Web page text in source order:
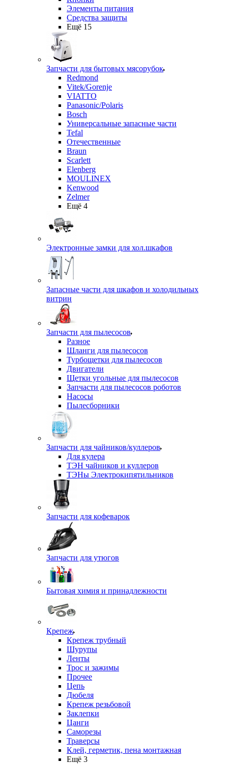
Элементы питания
Средства защиты
Ещё 15
Запчасти для бытовых мясорубок
Redmond
Vitek/Gorenje
VIATTO
Panasonic/Polaris
Bosch
Универсальные запасные части
Tefal
Отечественные
Braun
Scarlett
Elenberg
MOULINEX
Kenwood
Zelmer
Ещё 4
Электронные замки для хол.шкафов
Запасные части для шкафов и холодильных
витрин
Запчасти для пылесосов
Разное
Шланги для пылесосов
Турбощетки для пылесосов
Двигатели
Щетки угольные для пылесосов
Запчасти для пылесосов роботов
Насосы
Пылесборники
Запчасти для чайников/куллеров
Для кулера
ТЭН чайников и куллеров
ТЭНы Электрокипятильников
Запчасти для кофеварок
Запчасти для утюгов
Бытовая химия и принадлежности
Крепеж
Крепеж трубный
Шурупы
Ленты
Трос и зажимы
Прочее
Цепь
Дюбеля
Крепеж резьбовой
Заклепки
Цанги
Саморезы
Траверсы
Клей, герметик, пена монтажная
Ещё 3